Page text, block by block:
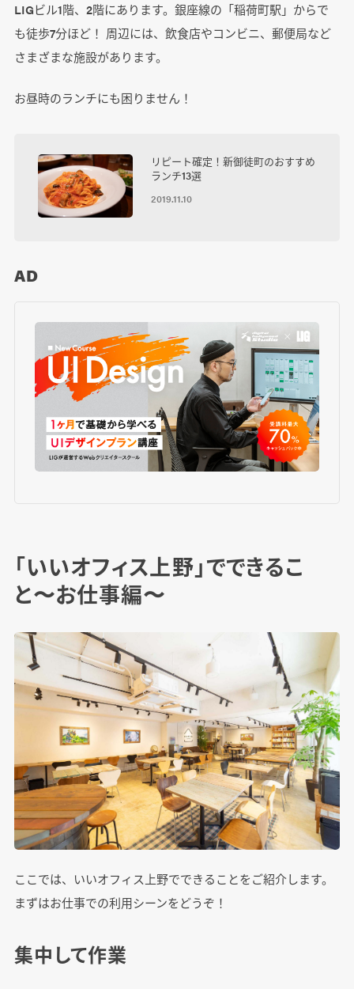
LIGビル1階、2階にあります。銀座線の「稲荷町駅」からで
も徒歩7分ほど！ 周辺には、飲食店やコンビニ、郵便局など
さまざまな施設があります。
お昼時のランチにも困りません！
リピート確定！新御徒町のおすすめ
ランチ13選
2019.11.10
AD
「いいオフィス上野」でできるこ
と〜お仕事編〜
ここでは、いいオフィス上野でできることをご紹介します。
まずはお仕事での利用シーンをどうぞ！
集中して作業